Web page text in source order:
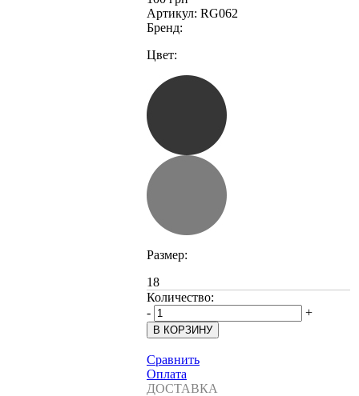
Артикул: RG062
Бренд:
Цвет:
Размер:
18
Количество:
-
+
Сравнить
Оплата
ДОСТАВКА